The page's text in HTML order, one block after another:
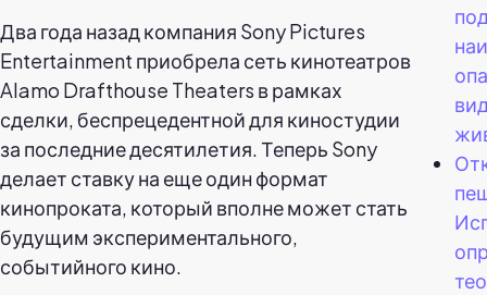
Два года назад компания Sony Pictures
Entertainment приобрела сеть кинотеатров
Alamo Drafthouse Theaters в рамках
сделки, беспрецедентной для киностудии
за последние десятилетия. Теперь Sony
делает ставку на еще один формат
кинопроката, который вполне может стать
будущим экспериментального,
событийного кино.